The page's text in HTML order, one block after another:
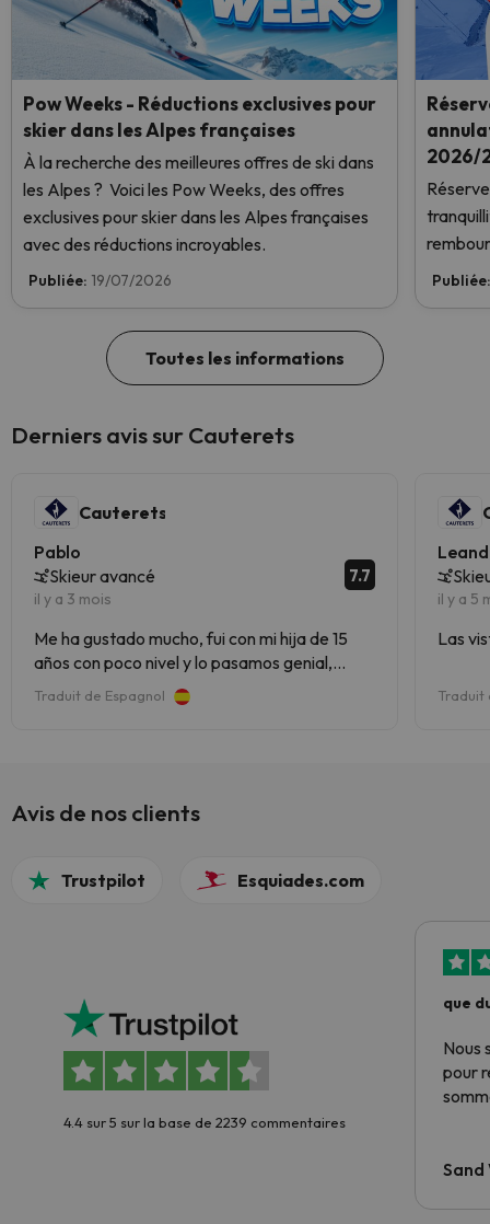
Pow Weeks - Réductions exclusives pour
skier dans les Alpes françaises
À la recherche des meilleures offres de ski dans
les Alpes ? Voici les Pow Weeks, des offres
exclusives pour skier dans les Alpes françaises
avec des réductions incroyables.
Publiée: 19/07/2026
2026/
Toutes les informations
Derniers avis sur Cauterets
Cauterets
Pablo
Skieur avancé
il y a 3 mois
7.7
Me ha gustado mucho, fui con mi hija de 15
años con poco nivel y lo pasamos genial,
volveremos seguro. Una estación familiar y
fácil, pistas anchas y lo peor los remontes, se
Traduit de Espagnol
il y a 5
Las
Traduit
Avis de nos clients
Trustpilot Esquiades.com
4.4 sur 5 sur la base de 2239 commentaires
que
Nous
pour
Sand